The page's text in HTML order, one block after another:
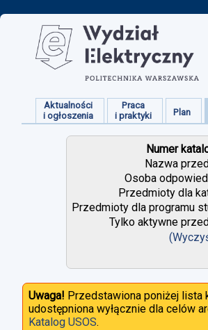
Aktualności
i ogłoszenia
Praca
i praktyki
Plan
Numer
Nazwa
Osoba
Przedmioty dla
Przedmioty dla programu
Tylko aktywne
Uwaga! Przedstawiona poniżej lista
udostępniona wyłącznie dla celów
Katalog USOS.